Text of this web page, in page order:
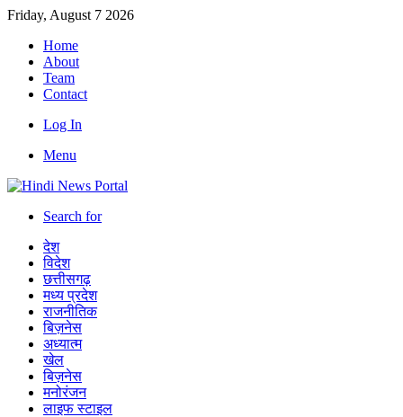
Friday, August 7 2026
Home
About
Team
Contact
Log In
Menu
Search for
देश
विदेश
छत्तीसगढ़
मध्य प्रदेश
राजनीतिक
बिज़नेस
अध्यात्म
खेल
बिज़नेस
मनोरंजन
लाइफ स्टाइल